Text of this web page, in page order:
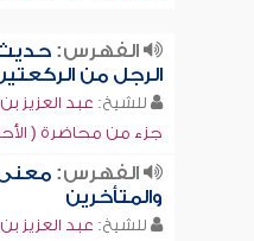
الفهرس:
الرجل من
للشيخ: عبد العزيز
جزء من محاضرة (
الفهرس:معنى
والمتأخرين
للشيخ: عبد العزيز